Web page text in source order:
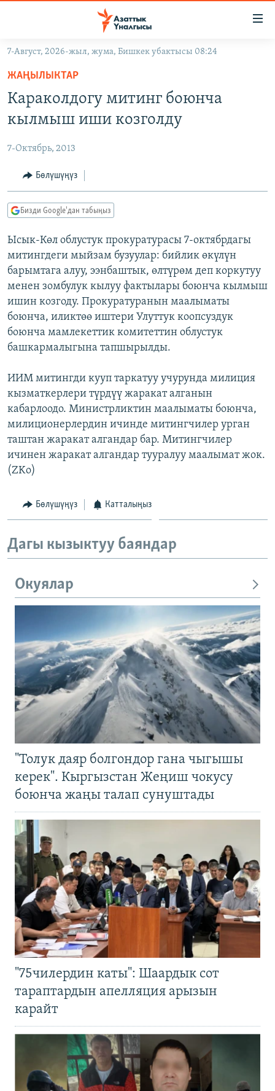
Навигацияга
өтүңүз
Издөөгө
салыңызКЫРГЫЗСТАН
ЭКОНОМИКА
МАДАНИЯТ
ДҮЙНӨ
БОРБОР АЗИЯ
АТАЙЫН ИЛИКТӨӨ
ТВ ПРОГРАММАЛАР
ЭКСПЕРТТЕР ТАЛДАЙТ
БИЗ ЖАНА ДҮЙНӨ
ЭЖЕ-СИҢДИЛЕР
ЫҢГАЙСЫЗ СУРООЛОР
ӨЗГӨЧӨ ПИКИР
Русский
ОНЛАЙН ШЕРИНЕ
7-Август, 2026-жыл, жума, Бишкек убактысы 08:24
ЖАҢЫЛЫКТАР
Караколдогу митинг боюнча
кылмыш иши козголду
7-Октябрь, 2013
Бөлүшүңүз
Бизди Google'дан табыңыз
Ысык-Көл облустук прокуратурасы 7-октябрдагы
митингдеги мыйзам бузуулар: бийлик өкүлүн
барымтага алуу, ээнбаштык, өлтүрөм деп коркутуу
менен зомбулук кылуу фактылары боюнча кылмыш
ишин козгоду. Прокуратуранын маалыматы
боюнча, иликтөө иштери Улуттук коопсуздук
боюнча мамлекеттик комитеттин облустук
башкармалыгына тапшырылды.
ИИМ митингди кууп таркатуу учурунда милиция
кызматкерлери түрдүү жаракат алганын
кабарлоодо. Министрликтин маалыматы боюнча,
милиционерлердин ичинде митингчилер урган
таштан жаракат алгандар бар. Митингчилер
ичинен жаракат алгандар тууралуу маалымат жок.
(ZKo)
Бөлүшүңүз Катталыңыз
Дагы кызыктуу баяндар
Окуялар
"Толук даяр болгондор гана чыгышы
керек". Кыргызстан Жеңиш чокусу
боюнча жаңы талап сунуштады
"75чилердин каты": Шаардык сот
тараптардын апелляция арызын
карайт